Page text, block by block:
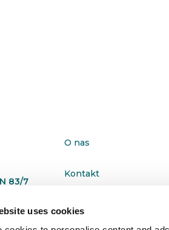
uses cookies
83/7
O nas
Kontakt